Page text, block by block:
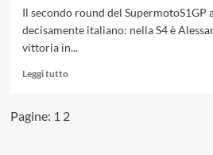
Il secondo round del SupermotoS1GP
decisamente italiano: nella S4 è
vittoria in...
Leggi tuttoLeggi
su
Pagine: 1 2